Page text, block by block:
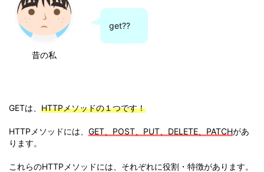
昔の私
get??
GETは、 HTTPメソッドの１つです！
HTTPメソッドには、 GET、POST、PUT、DELETE、PATCHがあ
ります。
これらのHTTPメソッドには、それぞれに役割・特徴があります。